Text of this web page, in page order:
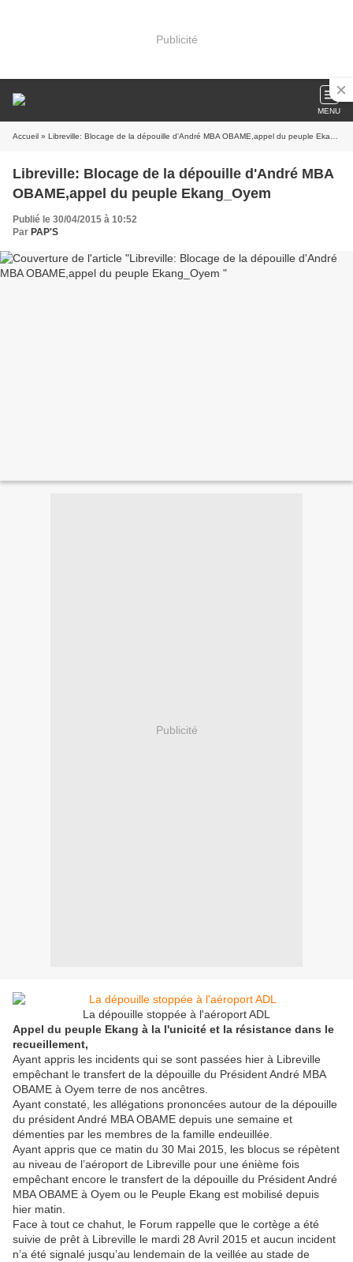
Publicité
MENU
Accueil » Libreville: Blocage de la dépouille d'André MBA OBAME,appel du peuple Ekang_Oyem
Libreville: Blocage de la dépouille d'André MBA
OBAME,appel du peuple Ekang_Oyem
Publié le 30/04/2015 à 10:52
Par PAP'S
Publicité
La dépouille stoppée à l'aéroport ADL
Appel du peuple Ekang à la l'unicité et la résistance dans le
recueillement,
Ayant appris les incidents qui se sont passées hier à Libreville
empêchant le transfert de la dépouille du Président André MBA
OBAME à Oyem terre de nos ancêtres.
Ayant constaté, les allégations prononcées autour de la dépouille
du président André MBA OBAME depuis une semaine et
démenties par les membres de la famille endeuillée.
Ayant appris que ce matin du 30 Mai 2015, les blocus se répètent
au niveau de l’aéroport de Libreville pour une énième fois
empêchant encore le transfert de la dépouille du Président André
MBA OBAME à Oyem ou le Peuple Ekang est mobilisé depuis
hier matin.
Face à tout ce chahut, le Forum rappelle que le cortège a été
suivie de prêt à Libreville le mardi 28 Avril 2015 et aucun incident
n’a été signalé jusqu’au lendemain de la veillée au stade de